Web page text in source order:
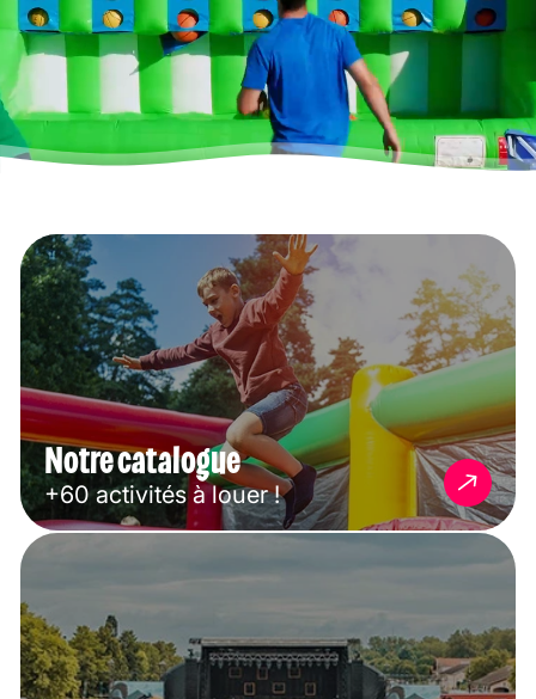
Notre catalogue
+60 activités à louer !